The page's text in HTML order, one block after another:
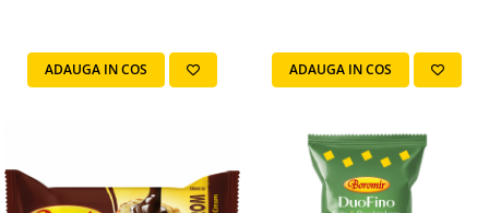
ADAUGA IN COS ADAUGA IN COS